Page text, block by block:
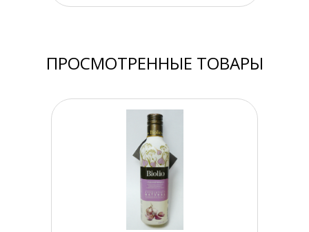
ПРОСМОТРЕННЫЕ ТОВАРЫ